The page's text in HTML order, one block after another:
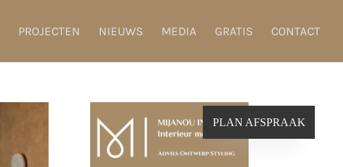
PROJECTEN NIEUWS MEDIA GRATIS CONTACT
PLAN AFSPRAAK